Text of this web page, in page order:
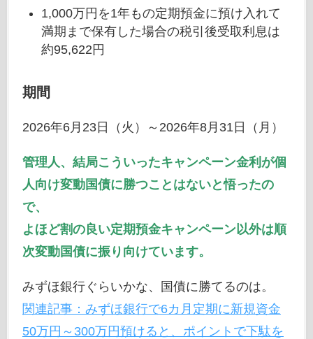
1,000万円を1年もの定期預金に預け入れて
満期まで保有した場合の税引後受取利息は
約95,622円
期間
2026年6月23日（火）～2026年8月31日（月）
管理人、結局こういったキャンペーン金利が個
人向け変動国債に勝つことはないと悟ったの
で、
よほど割の良い定期預金キャンペーン以外は順
次変動国債に振り向けています。
みずほ銀行ぐらいかな、国債に勝てるのは。
関連記事：みずほ銀行で6カ月定期に新規資金
50万円～300万円預けると、ポイントで下駄を